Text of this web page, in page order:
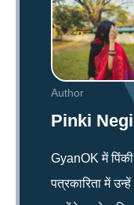
Author
Pinki Negi
GyanOK में पिंकी
पत्रकारिता में